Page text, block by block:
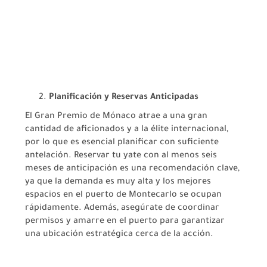
Planificación y Reservas Anticipadas
El Gran Premio de Mónaco atrae a una gran
cantidad de aficionados y a la élite internacional,
por lo que es esencial planificar con suficiente
antelación. Reservar tu yate con al menos seis
meses de anticipación es una recomendación clave,
ya que la demanda es muy alta y los mejores
espacios en el puerto de Montecarlo se ocupan
rápidamente. Además, asegúrate de coordinar
permisos y amarre en el puerto para garantizar
una ubicación estratégica cerca de la acción.